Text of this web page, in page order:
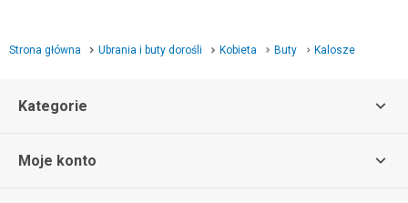
Strona główna Ubrania i buty dorośli Kobieta Buty Kalosze
Kategorie
Moje konto